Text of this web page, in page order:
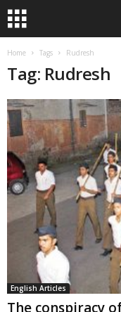
Home Tags Rudresh
Tag: Rudresh
English Articles
The conspiracy